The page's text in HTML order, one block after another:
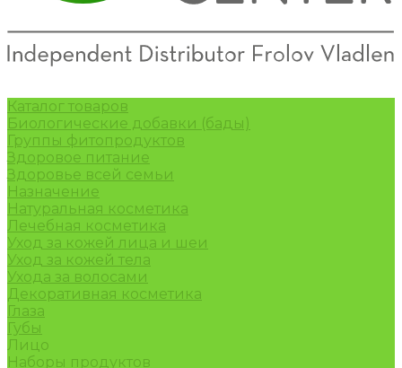
Каталог товаров
Биологические добавки (бады)
Группы фитопродуктов
Здоровое питание
Здоровье всей семьи
Назначение
Натуральная косметика
Лечебная косметика
Уход за кожей лица и шеи
Уход за кожей тела
Ухода за волосами
Декоративная косметика
Глаза
Губы
Лицо
Наборы продуктов